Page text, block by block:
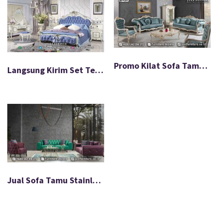
Langsung Kirim Set Tempat Tidur Ukir Mewah Pengiriman Cepat FS-597 Promo Kilat Sofa Tamu Queen Bahan Berkualitas Mewah FS-580
Jual Sofa Tamu Stainless Chester Terbaru 2025 FS-002